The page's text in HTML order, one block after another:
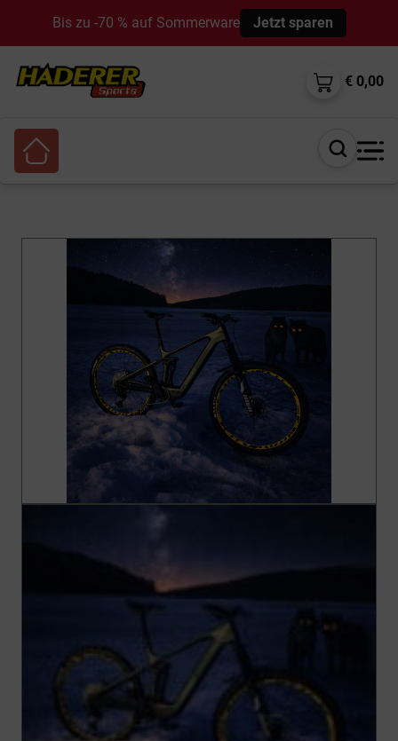
Bis zu -70 % auf Sommerware Jetzt sparen
€ 0,00
Suche